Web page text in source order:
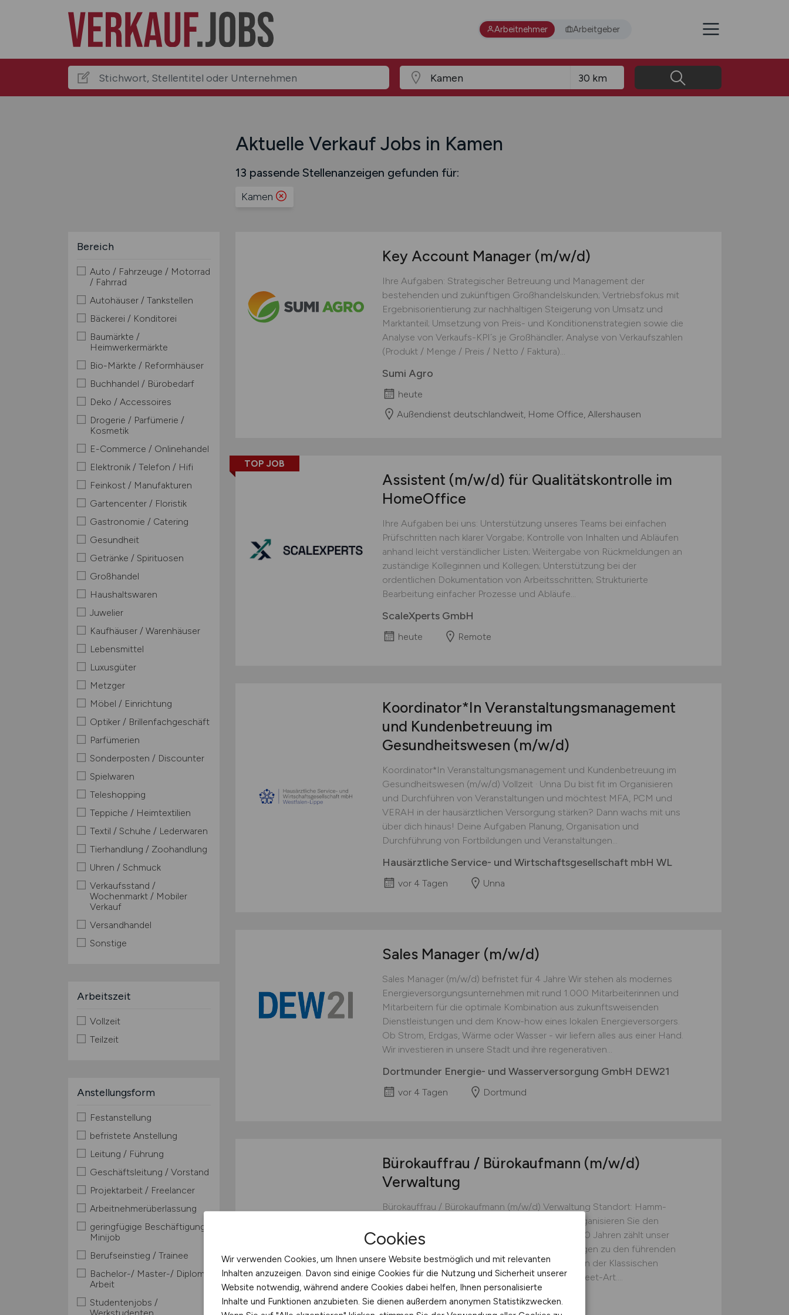
Arbeitnehmer Arbeitgeber
Aktuelle Verkauf Jobs in Kamen
13 passende Stellenanzeigen gefunden für:
Kamen
Bereich
Auto / Fahrzeuge / Motorrad
/ Fahrrad
Autohäuser / Tankstellen
Bäckerei / Konditorei
Baumärkte /
Heimwerkermärkte
Bio-Märkte / Reformhäuser
Buchhandel / Bürobedarf
Deko / Accessoires
Drogerie / Parfümerie /
Kosmetik
E-Commerce / Onlinehandel
Elektronik / Telefon / Hifi
Feinkost / Manufakturen
Gartencenter / Floristik
Gastronomie / Catering
Gesundheit
Getränke / Spirituosen
Großhandel
Haushaltswaren
Juwelier
Kaufhäuser / Warenhäuser
Lebensmittel
Luxusgüter
Metzger
Möbel / Einrichtung
Optiker / Brillenfachgeschäft
Parfümerien
Sonderposten / Discounter
Spielwaren
Teleshopping
Teppiche / Heimtextilien
Textil / Schuhe / Lederwaren
Tierhandlung / Zoohandlung
Uhren / Schmuck
Verkaufsstand /
Wochenmarkt / Mobiler
Verkauf
Versandhandel
Sonstige
Arbeitszeit
Vollzeit
Teilzeit
Anstellungsform
Festanstellung
befristete Anstellung
Leitung / Führung
Geschäftsleitung / Vorstand
Projektarbeit / Freelancer
Arbeitnehmerüberlassung
geringfügige Beschäftigung /
Minijob
Berufseinstieg / Trainee
Bachelor-/ Master-/ Diplom-
Arbeit
Studentenjobs /
Key Account Manager (m/w/d)
Ihre Aufgaben: Strategischer Betreuung und Management der
bestehenden und zukünftigen Großhandelskunden; Vertriebsfokus mit
Ergebnisorientierung zur nachhaltigen Steigerung von Umsatz und
Marktanteil; Umsetzung von Preis- und Konditionenstrategien sowie die
Analyse von Verkaufs-KPI´s je Großhändler; Analyse von Verkaufszahlen
(Produkt / Menge / Preis / Netto / Faktura)...
Sumi Agro
heute
Außendienst deutschlandweit, Home Office, Allershausen
TOP JOB
Assistent (m/w/d) für Qualitätskontrolle im
HomeOffice
Ihre Aufgaben bei uns: Unterstützung unseres Teams bei einfachen
Prüfschritten nach klarer Vorgabe; Kontrolle von Inhalten und Abläufen
anhand leicht verständlicher Listen; Weitergabe von Rückmeldungen an
zuständige Kolleginnen und Kollegen; Unterstützung bei der
ordentlichen Dokumentation von Arbeitsschritten; Strukturierte
Bearbeitung einfacher Prozesse und Abläufe...
ScaleXperts GmbH
heute Remote
Koordinator*In Veranstaltungsmanagement
und Kundenbetreuung im
Gesundheitswesen (m/w/d)
Koordinator*In Veranstaltungsmanagement und Kundenbetreuung im
Gesundheitswesen (m/w/d) Vollzeit · Unna Du bist fit im Organisieren
und Durchführen von Veranstaltungen und möchtest MFA, PCM und
VERAH in der hausärztlichen Versorgung stärken? Dann wachs mit uns
über dich hinaus! Deine Aufgaben Planung, Organisation und
Durchführung von Fortbildungen und Veranstaltungen...
Hausärztliche Service- und Wirtschaftsgesellschaft mbH WL
vor 4 Tagen Unna
Sales Manager (m/w/d)
Sales Manager (m/w/d) befristet für 4 Jahre Wir stehen als modernes
Energieversorgungsunternehmen mit rund 1.000 Mitarbeiterinnen und
Mitarbeitern für die optimale Kombination aus zukunftsweisenden
Dienstleistungen und dem Know-how eines lokalen Energieversorgers.
Ob Strom, Erdgas, Wärme oder Wasser - wir liefern alles aus einer Hand.
Wir investieren in unsere Stadt und ihre regenerativen...
Dortmunder Energie- und Wasserversorgung GmbH DEW21
vor 4 Tagen Dortmund
Bürokauffrau / Bürokaufmann (m/w/d)
Verwaltung
Bürokauffrau / Bürokaufmann (m/w/d) Verwaltung Standort: Hamm-
Rhynern | Vollzeit | unbefristet Art your Life - organisieren Sie den
Erfolg eines führenden Kunsthauses Seit über 60 Jahren zählt unser
Unternehmen mit 11 Niederlassungen in Top-Lagen zu den führenden
Kunsthäusern Europas. Unser Portfolio reicht von der Klassischen
Moderne bis zur zeitgenössischen Pop- und Street-Art....
Galerie Mensing
Cookies
Wir verwenden Cookies, um Ihnen unsere Website bestmöglich und mit relevanten
Inhalten anzuzeigen. Davon sind einige Cookies für die Nutzung und Sicherheit unserer
Website notwendig, während andere Cookies dabei helfen, Ihnen personalisierte
Inhalte und Funktionen anzubieten. Sie dienen außerdem anonymen Statistikzwecken.